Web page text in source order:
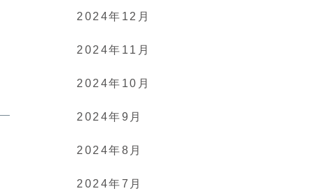
2024年12月
2024年11月
2024年10月
2024年9月
2024年8月
2024年7月